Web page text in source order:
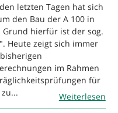
letzten Tagen hat sich
den Bau der A 100 in
Grund hierfür ist der sog.
Heute zeigt sich immer
im Rahmen
für
Weiterlesen